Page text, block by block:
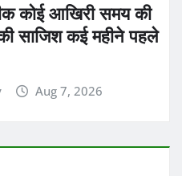
कोई आखिरी समय की
साजिश कई महीने पहले
Aug 7, 2026